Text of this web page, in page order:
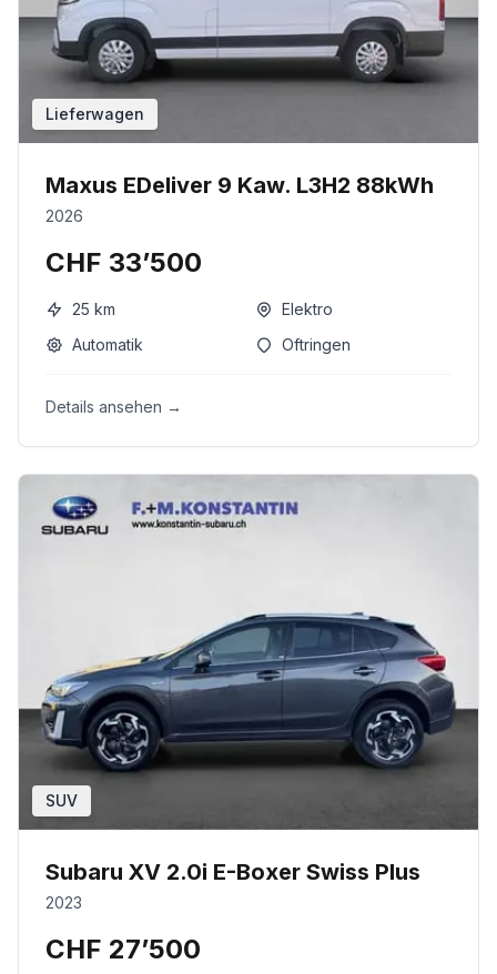
Lieferwagen
Maxus EDeliver 9 Kaw. L3H2 88kWh
2026
CHF 33’500
25 km
Elektro
Automatik
Oftringen
Details ansehen →
SUV
Subaru XV 2.0i E-Boxer Swiss Plus
2023
CHF 27’500